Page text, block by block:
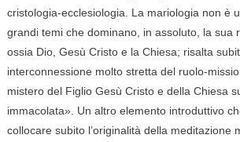
cristologia-ecclesiologia. La mariologia non è
grandi temi che dominano, in assoluto, la sua
ossia Dio, Gesù Cristo e la Chiesa; risalta
interconnessione molto stretta del ruolo-
mistero del Figlio Gesù Cristo e della Chiesa
immacolata». Un altro elemento introduttivo
collocare subito l’originalità della meditazione